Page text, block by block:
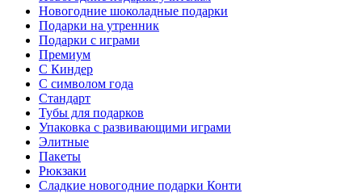
Новогодние шоколадные подарки
Подарки на утренник
Подарки с играми
Премиум
С Киндер
С символом года
Стандарт
Тубы для подарков
Упаковка с развивающими играми
Элитные
Пакеты
Рюкзаки
Сладкие новогодние подарки Конти